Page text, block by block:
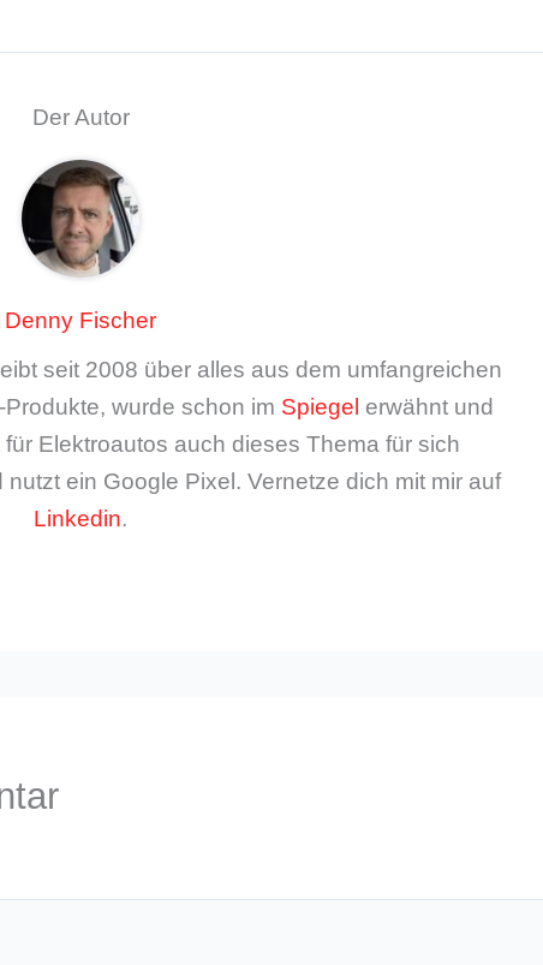
Der Autor
Denny Fischer
seit 2008 über alles aus dem umfangreichen
wurde schon im Spiegel erwähnt und
Elektroautos auch dieses Thema für sich
ein Google Pixel. Vernetze dich mit mir auf
Linkedin.